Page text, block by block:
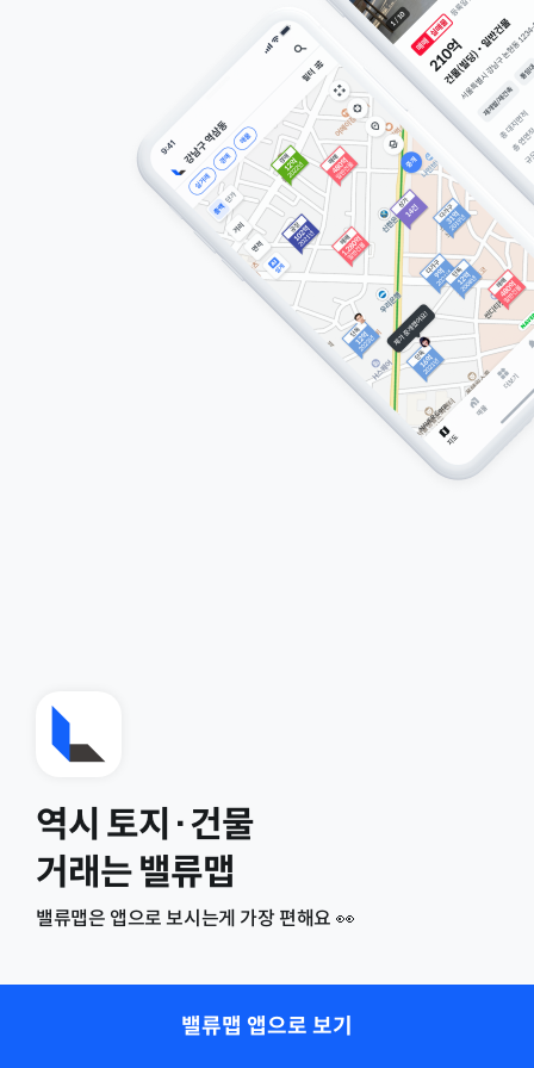
역시 토지·건물
거래는 밸류맵
밸류맵은 앱으로 보시는게 가장 편해요 👀
밸류맵 앱으로 보기